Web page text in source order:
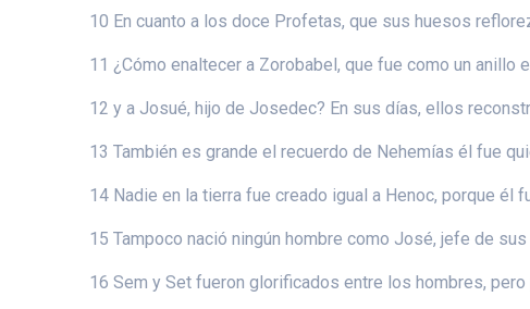
10 En cuanto a los doce Profetas, que sus huesos
11 ¿Cómo enaltecer a Zorobabel, que fue como un anillo
12 y a Josué, hijo de Josedec? En sus días, ellos
13 También es grande el recuerdo de Nehemías él fue
14 Nadie en la tierra fue creado igual a Henoc, porque él
15 Tampoco nació ningún hombre como José, jefe de
16 Sem y Set fueron glorificados entre los hombres,